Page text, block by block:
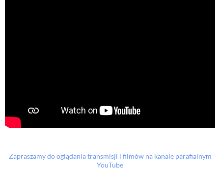
Zapraszamy do oglądania transmisji i filmów na kanale parafialnym
YouTube